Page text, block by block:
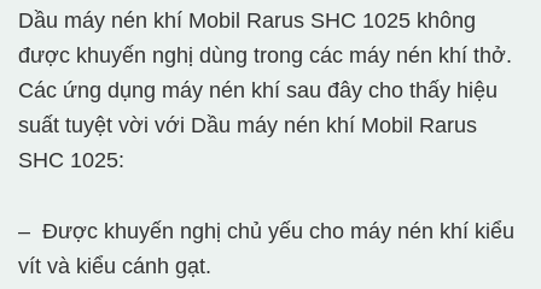
Dầu máy nén khí Mobil Rarus SHC 1025 không
được khuyến nghị dùng trong các máy nén khí thở.
Các ứng dụng máy nén khí sau đây cho thấy hiệu
suất tuyệt vời với Dầu máy nén khí Mobil Rarus
SHC 1025:
– Được khuyến nghị chủ yếu cho máy nén khí kiểu
vít và kiểu cánh gạt.